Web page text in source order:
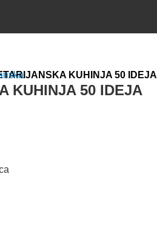
KUHINJA 50 IDEJA
KUHINJA 50 IDEJA